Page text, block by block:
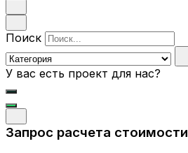
Поиск
У вас есть проект для нас?
Запрос расчета стоимости